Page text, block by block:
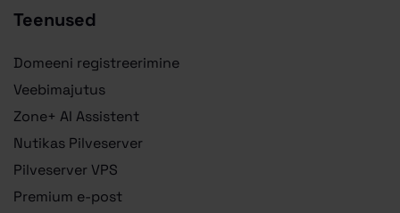
Teenused
Domeeni registreerimine
Veebimajutus
Zone+ AI Assistent
Nutikas Pilveserver
Pilveserver VPS
Premium e-post